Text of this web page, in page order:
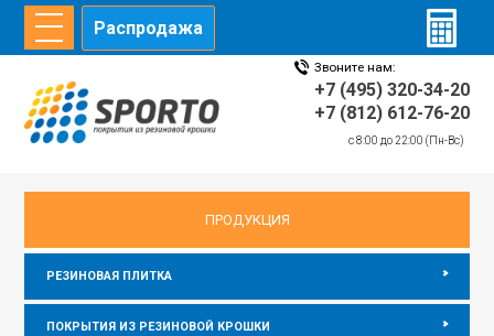
Распродажа
Звоните нам:
+7 (495) 320-34-20
+7 (812) 612-76-20
c 8:00 до 22:00 (Пн-Вс)
главная
ПРОДУКЦИЯ
РЕЗИНОВАЯ ПЛИТКА
ПОКРЫТИЯ ИЗ РЕЗИНОВОЙ КРОШКИ